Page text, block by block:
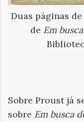
Duas páginas
de Em
Sobre Proust já
sobre Em busca